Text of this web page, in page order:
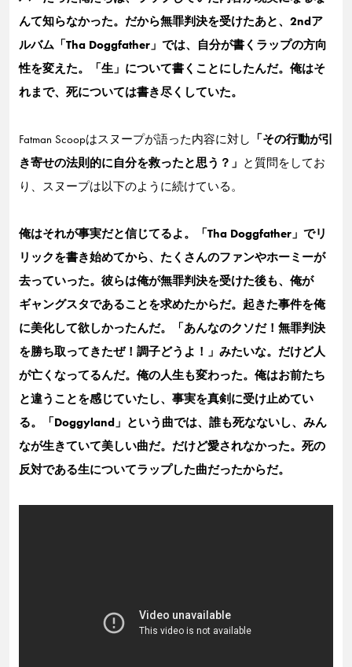
んて知らなかった。だから無罪判決を受けたあと、2ndア
ルバム「Tha Doggfather」では、自分が書くラップの方向
性を変えた。「生」について書くことにしたんだ。俺はそ
れまで、死については書き尽くしていた。
Fatman Scoopはスヌープが語った内容に対し 「その行動が引
き寄せの法則的に自分を救ったと思う？」 と質問をしてお
り、スヌープは以下のように続けている。
俺はそれが事実だと信じてるよ。「Tha Doggfather」でリ
リックを書き始めてから、たくさんのファンやホーミーが
去っていった。彼らは俺が無罪判決を受けた後も、俺が
ギャングスタであることを求めたからだ。起きた事件を俺
に美化して欲しかったんだ。「あんなのクソだ！無罪判決
を勝ち取ってきたぜ！調子どうよ！」みたいな。だけど人
が亡くなってるんだ。俺の人生も変わった。俺はお前たち
と違うことを感じていたし、事実を真剣に受け止めてい
る。「Doggyland」という曲では、誰も死なないし、みん
なが生きていて美しい曲だ。だけど愛されなかった。死の
反対である生についてラップした曲だったからだ。